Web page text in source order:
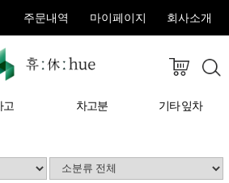
주문내역 마이페이지 회사소개
고 차고분 기타 잎차